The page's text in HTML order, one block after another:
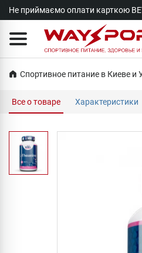
Не приймаємо оплати карткою
Спортивное питание в Киеве и
Все о товаре Характеристики